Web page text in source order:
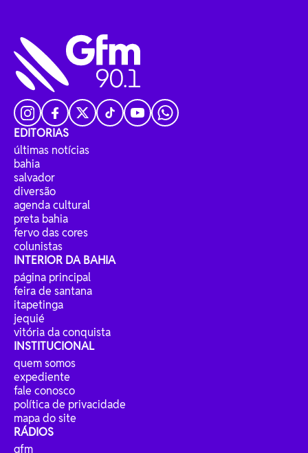
EDITORIAS
últimas notícias
bahia
salvador
diversão
agenda cultural
preta bahia
fervo das cores
colunistas
INTERIOR DA BAHIA
página principal
feira de santana
itapetinga
jequié
vitória da conquista
INSTITUCIONAL
quem somos
expediente
fale conosco
política de privacidade
mapa do site
RÁDIOS
gfm